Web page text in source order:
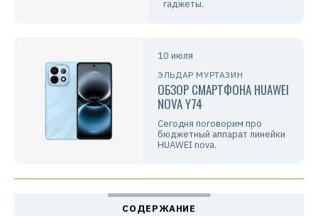
гаджеты.
10 июля
ЭЛЬДАР МУРТАЗИН
ОБЗОР СМАРТФОНА HUAWEI
NOVA Y74
Сегодня поговорим про
бюджетный аппарат линейки
HUAWEI nova.